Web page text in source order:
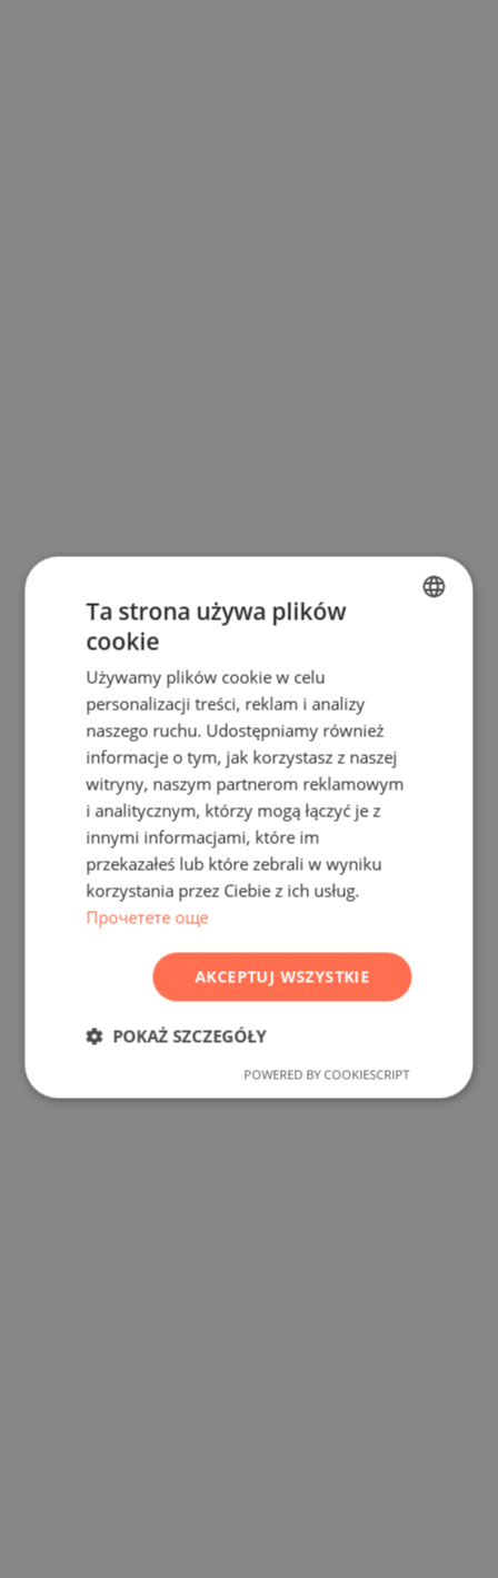
RUSSIAN
GERMAN
FRENCH
ROMANIAN
Ta strona używa plików
cookie
Używamy plików cookie w celu
personalizacji treści, reklam i analizy
naszego ruchu. Udostępniamy również
informacje o tym, jak korzystasz z naszej
witryny, naszym partnerom reklamowym
i analitycznym, którzy mogą łączyć je z
innymi informacjami, które im
przekazałeś lub które zebrali w wyniku
korzystania przez Ciebie z ich usług.
Прочетете още
AKCEPTUJ WSZYSTKIE
POKAŻ SZCZEGÓŁY
POWERED BY COOKIESCRIPT